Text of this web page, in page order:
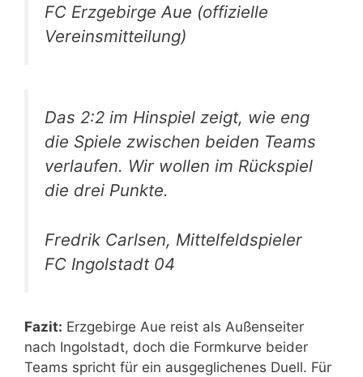
FC Erzgebirge Aue (offizielle
Vereinsmitteilung)
Das 2:2 im Hinspiel zeigt, wie eng
die Spiele zwischen beiden Teams
verlaufen. Wir wollen im Rückspiel
die drei Punkte.
Fredrik Carlsen, Mittelfeldspieler
FC Ingolstadt 04
Fazit: Erzgebirge Aue reist als Außenseiter
nach Ingolstadt, doch die Formkurve beider
Teams spricht für ein ausgeglichenes Duell. Für